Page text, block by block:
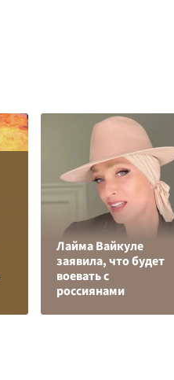
Лайма Вайкуле
заявила, что будет
воевать с
россиянами